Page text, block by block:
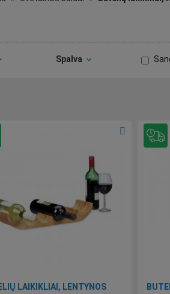
Spalva expand_more
LAIKIKLIAI, LENTYNOS